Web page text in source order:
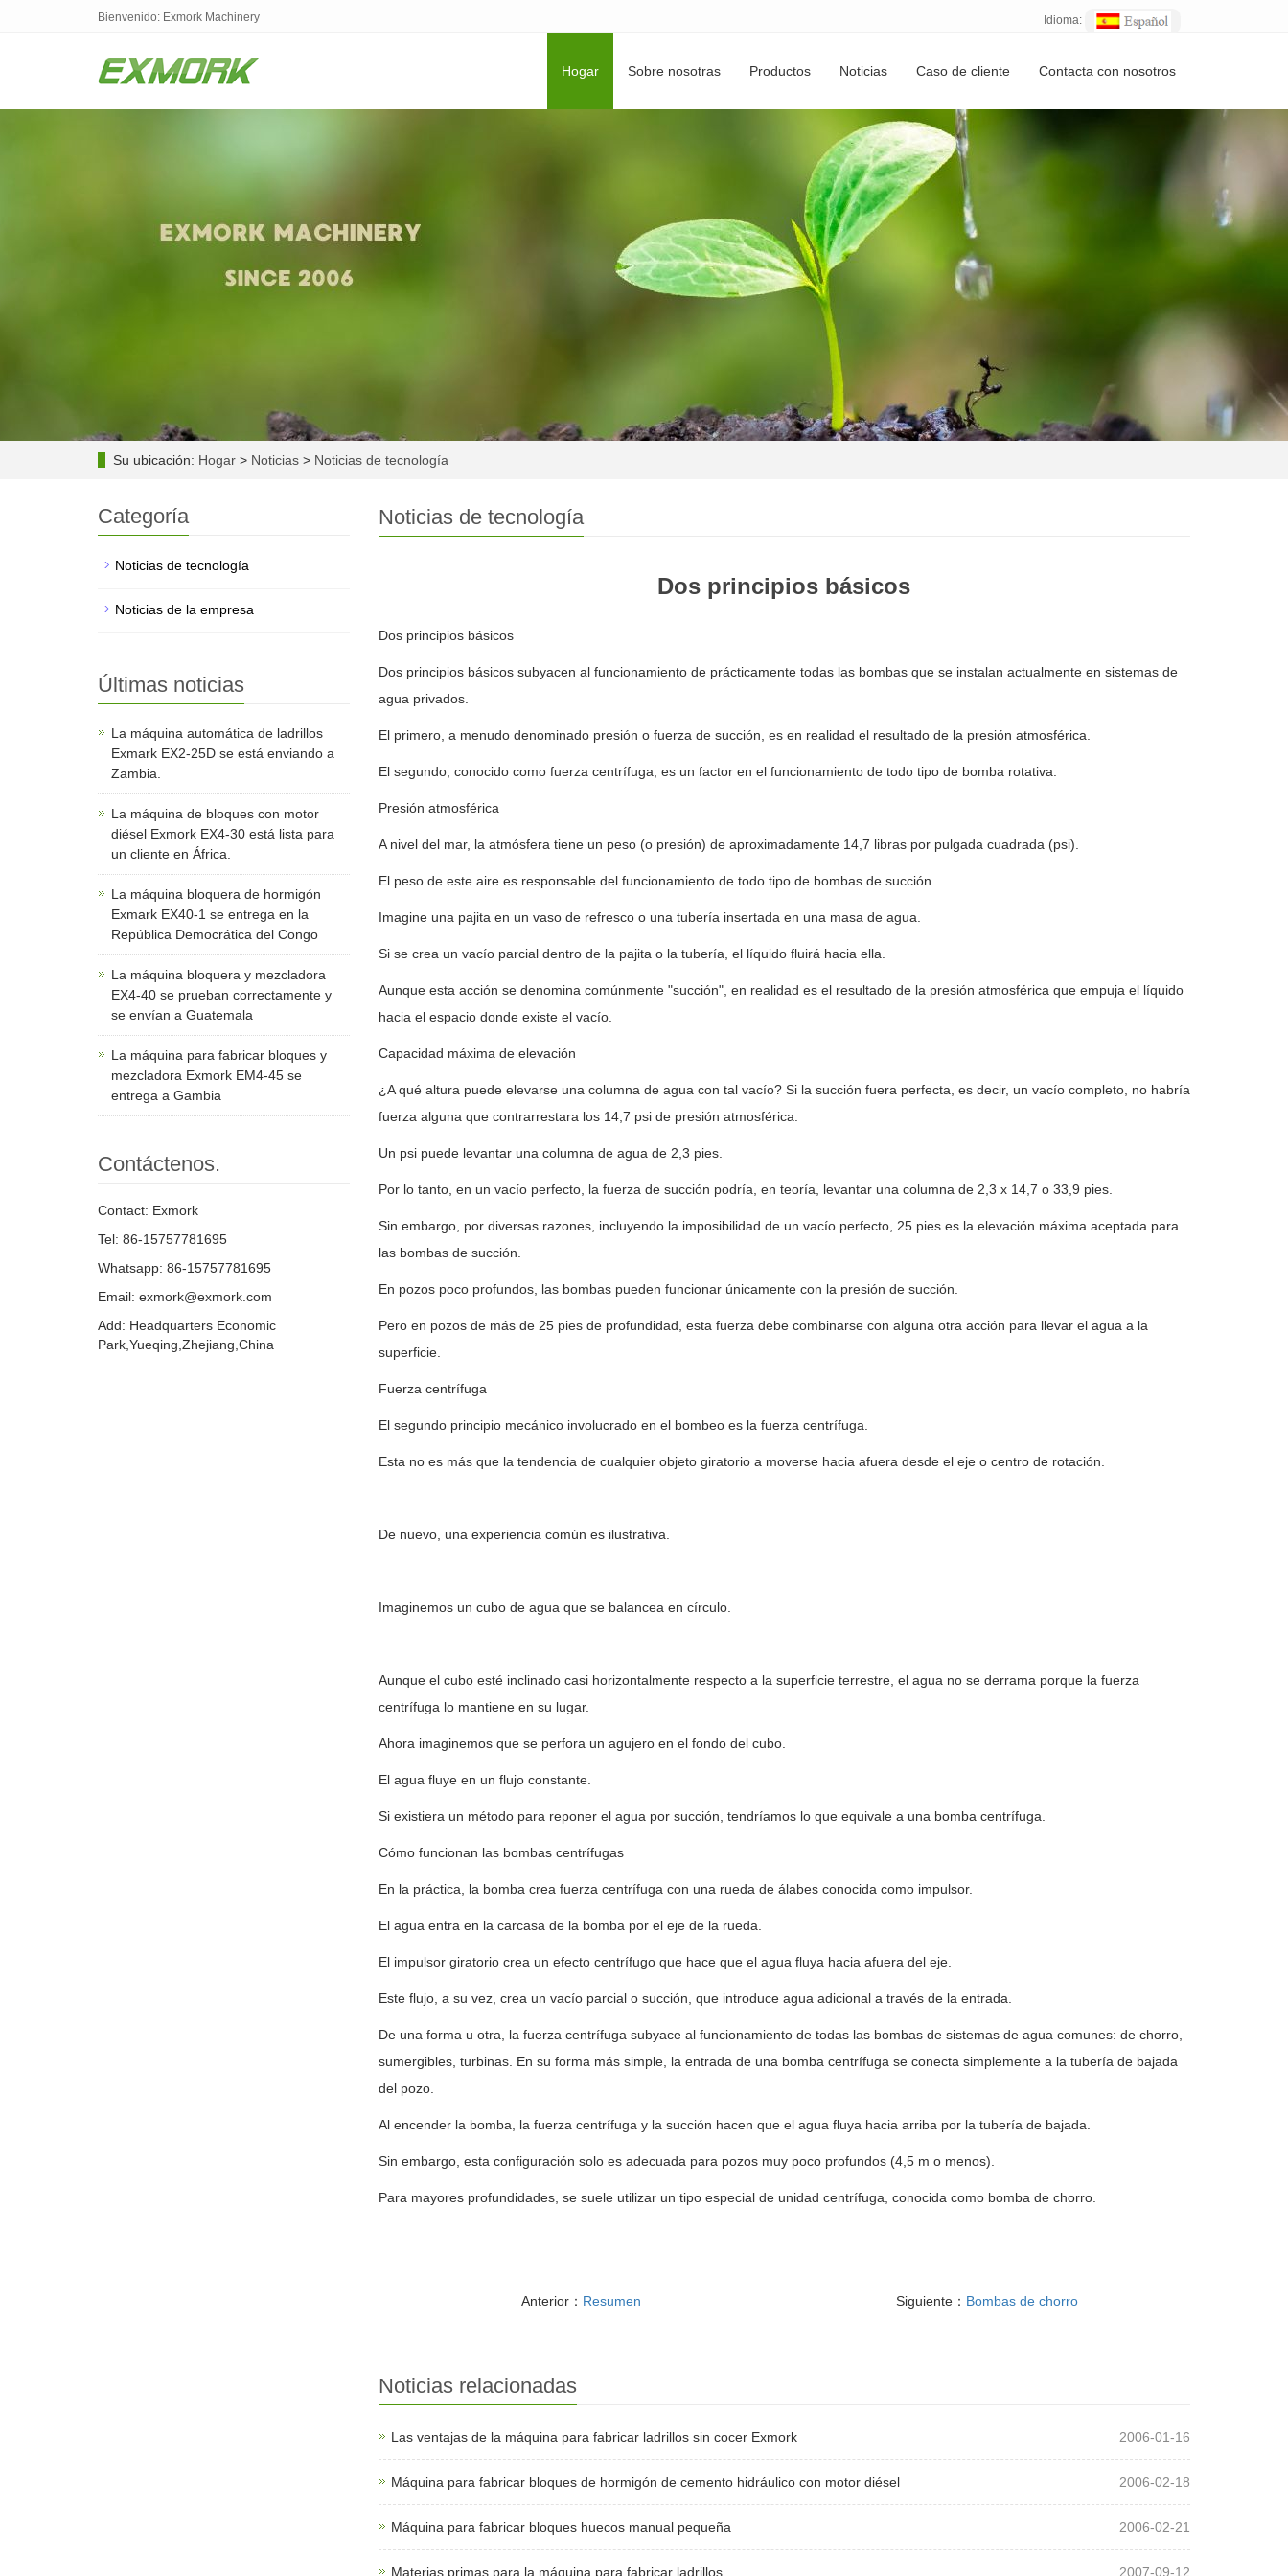
Bienvenido: Exmork Machinery Idioma:
Hogar Sobre nosotras Productos Noticias Caso de cliente Contacta con nosotros
Su ubicación: Hogar > Noticias > Noticias de tecnología
Noticias de tecnología
Dos principios básicos
Dos principios básicos
Dos principios básicos subyacen al funcionamiento de prácticamente todas las bombas que se instalan actualmente en sistemas de
agua privados.
El primero, a menudo denominado presión o fuerza de succión, es en realidad el resultado de la presión atmosférica.
El segundo, conocido como fuerza centrífuga, es un factor en el funcionamiento de todo tipo de bomba rotativa.
Presión atmosférica
A nivel del mar, la atmósfera tiene un peso (o presión) de aproximadamente 14,7 libras por pulgada cuadrada (psi).
El peso de este aire es responsable del funcionamiento de todo tipo de bombas de succión.
Imagine una pajita en un vaso de refresco o una tubería insertada en una masa de agua.
Si se crea un vacío parcial dentro de la pajita o la tubería, el líquido fluirá hacia ella.
Aunque esta acción se denomina comúnmente "succión", en realidad es el resultado de la presión atmosférica que empuja el líquido
hacia el espacio donde existe el vacío.
Capacidad máxima de elevación
¿A qué altura puede elevarse una columna de agua con tal vacío? Si la succión fuera perfecta, es decir, un vacío completo, no habría
fuerza alguna que contrarrestara los 14,7 psi de presión atmosférica.
Un psi puede levantar una columna de agua de 2,3 pies.
Por lo tanto, en un vacío perfecto, la fuerza de succión podría, en teoría, levantar una columna de 2,3 x 14,7 o 33,9 pies.
Sin embargo, por diversas razones, incluyendo la imposibilidad de un vacío perfecto, 25 pies es la elevación máxima aceptada para
las bombas de succión.
En pozos poco profundos, las bombas pueden funcionar únicamente con la presión de succión.
Pero en pozos de más de 25 pies de profundidad, esta fuerza debe combinarse con alguna otra acción para llevar el agua a la
superficie.
Fuerza centrífuga
El segundo principio mecánico involucrado en el bombeo es la fuerza centrífuga.
Esta no es más que la tendencia de cualquier objeto giratorio a moverse hacia afuera desde el eje o centro de rotación.
De nuevo, una experiencia común es ilustrativa.
Imaginemos un cubo de agua que se balancea en círculo.
Aunque el cubo esté inclinado casi horizontalmente respecto a la superficie terrestre, el agua no se derrama porque la fuerza
centrífuga lo mantiene en su lugar.
Ahora imaginemos que se perfora un agujero en el fondo del cubo.
El agua fluye en un flujo constante.
Si existiera un método para reponer el agua por succión, tendríamos lo que equivale a una bomba centrífuga.
Cómo funcionan las bombas centrífugas
En la práctica, la bomba crea fuerza centrífuga con una rueda de álabes conocida como impulsor.
El agua entra en la carcasa de la bomba por el eje de la rueda.
El impulsor giratorio crea un efecto centrífugo que hace que el agua fluya hacia afuera del eje.
Este flujo, a su vez, crea un vacío parcial o succión, que introduce agua adicional a través de la entrada.
De una forma u otra, la fuerza centrífuga subyace al funcionamiento de todas las bombas de sistemas de agua comunes: de chorro,
sumergibles, turbinas. En su forma más simple, la entrada de una bomba centrífuga se conecta simplemente a la tubería de bajada
del pozo.
Al encender la bomba, la fuerza centrífuga y la succión hacen que el agua fluya hacia arriba por la tubería de bajada.
Sin embargo, esta configuración solo es adecuada para pozos muy poco profundos (4,5 m o menos).
Para mayores profundidades, se suele utilizar un tipo especial de unidad centrífuga, conocida como bomba de chorro.
Anterior： Resumen Siguiente： Bombas de chorro
Noticias relacionadas
Las ventajas de la máquina para fabricar ladrillos sin cocer Exmork 2006-01-16
Máquina para fabricar bloques de hormigón de cemento hidráulico con motor diésel 2006-02-18
Máquina para fabricar bloques huecos manual pequeña 2006-02-21
Materias primas para la máquina para fabricar ladrillos 2007-09-12
Categoría
Noticias de tecnología
Noticias de la empresa
Últimas noticias
La máquina automática de ladrillos
Exmark EX2-25D se está enviando a
Zambia.
La máquina de bloques con motor
diésel Exmork EX4-30 está lista para
un cliente en África.
La máquina bloquera de hormigón
Exmark EX40-1 se entrega en la
República Democrática del Congo
La máquina bloquera y mezcladora
EX4-40 se prueban correctamente y
se envían a Guatemala
La máquina para fabricar bloques y
mezcladora Exmork EM4-45 se
entrega a Gambia
Contáctenos.
Contact: Exmork
Tel: 86-15757781695
Whatsapp: 86-15757781695
Email: exmork@exmork.com
Add: Headquarters Economic
Park,Yueqing,Zhejiang,China